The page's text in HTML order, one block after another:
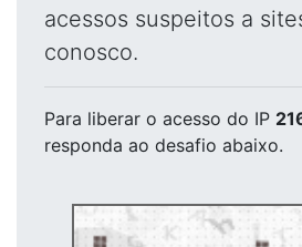
acessos suspeitos a
conosco.
Para liberar o acesso do IP
responda ao desafio abaixo.